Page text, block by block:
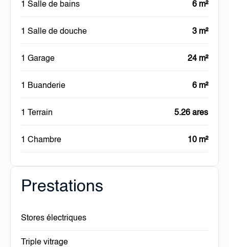
1 Salle de bains 6 m²
1 Salle de douche 3 m²
1 Garage 24 m²
1 Buanderie 6 m²
1 Terrain 5.26 ares
1 Chambre 10 m²
Prestations
Stores électriques
Triple vitrage